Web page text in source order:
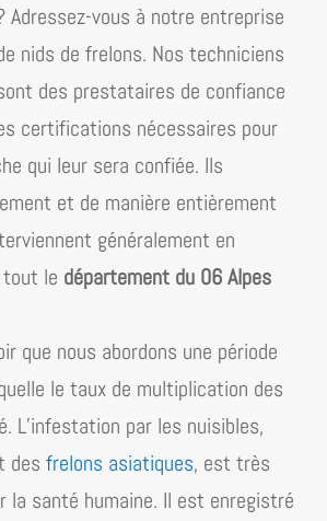
Adressez-vous à notre entreprise
nids de frelons. Nos techniciens
des prestataires de confiance
certifications nécessaires pour
qui leur sera confiée. Ils
et de manière entièrement
généralement en
le département du 06 Alpes
que nous abordons une période
le taux de multiplication des
L’infestation par les nuisibles,
des frelons asiatiques, est très
la santé humaine. Il est enregistré